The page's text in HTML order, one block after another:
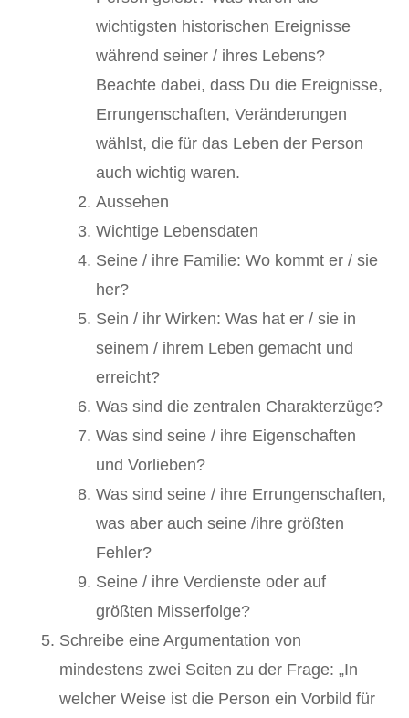
wichtigsten historischen Ereignisse
während seiner / ihres Lebens?
Beachte dabei, dass Du die Ereignisse,
Errungenschaften, Veränderungen
wählst, die für das Leben der Person
auch wichtig waren.
Aussehen
Wichtige Lebensdaten
Seine / ihre Familie: Wo kommt er / sie
her?
Sein / ihr Wirken: Was hat er / sie in
seinem / ihrem Leben gemacht und
erreicht?
Was sind die zentralen Charakterzüge?
Was sind seine / ihre Eigenschaften
und Vorlieben?
Was sind seine / ihre Errungenschaften,
was aber auch seine /ihre größten
Fehler?
Seine / ihre Verdienste oder auf
größten Misserfolge?
Schreibe eine Argumentation von
mindestens zwei Seiten zu der Frage: „In
welcher Weise ist die Person ein Vorbild für